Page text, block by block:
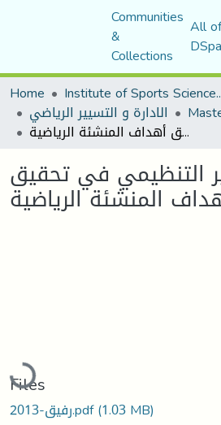
Communities
&
Collections
All of
Home
Institute of Sports
الادارة و التسيير الرياضي
دور التغيير التنظيمي في تحقيق أهداف المنشئة الرياضية
التنظيمي في تحقيق
المنشئة الرياضية
Loading...
Files
رفيق-2013.pdf(1.03 MB)